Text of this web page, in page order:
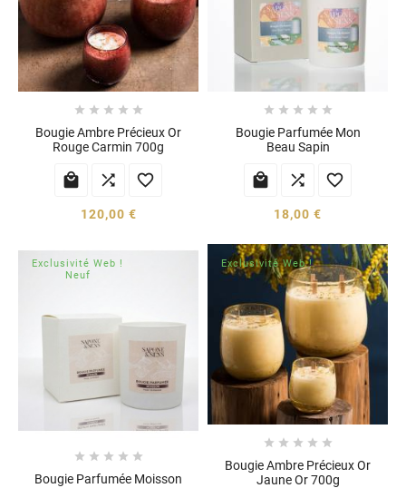
    
Bougie Ambre Précieux Or
Rouge Carmin 700g
  
120,00 €
    
Bougie Parfumée Mon
Beau Sapin
  
18,00 €
Exclusivité Web !
Neuf
    
Bougie Parfumée Moisson
Exclusivité Web !
    
Bougie Ambre Précieux Or
Jaune Or 700g